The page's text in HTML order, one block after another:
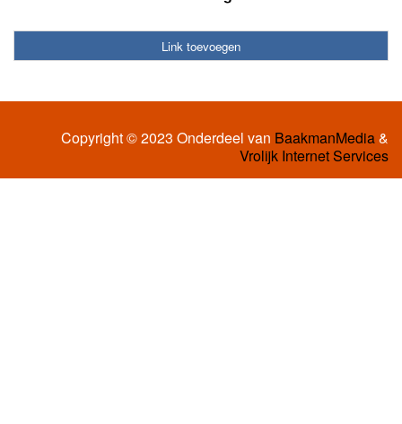
Link toevoegen
Copyright © 2023 Onderdeel van BaakmanMedia&
Vrolijk Internet Services